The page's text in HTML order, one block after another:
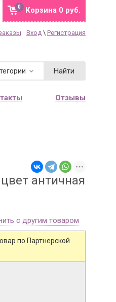
Корзина 0 руб.
0
Вход \ Регистрация
Найти
Отзывы
античная
с другим товаром
по Партнерской